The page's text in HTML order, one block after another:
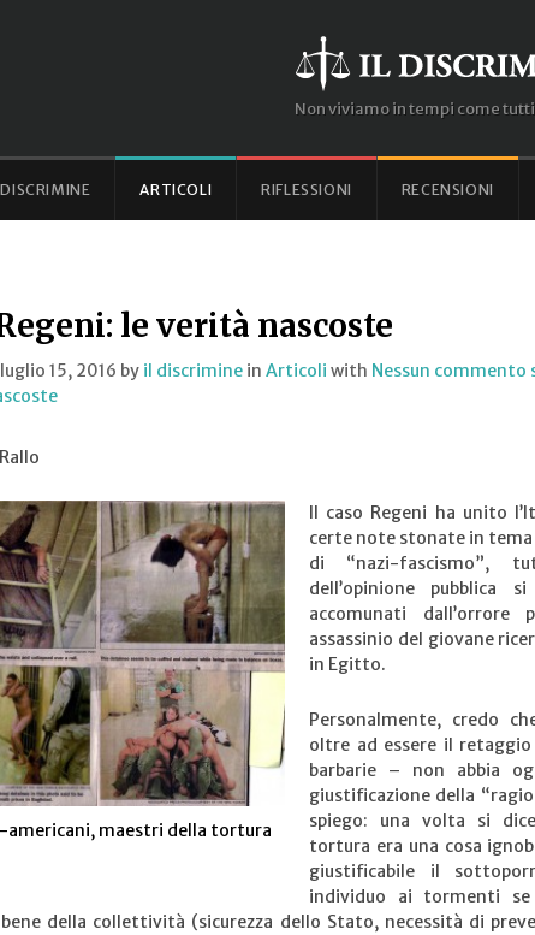
Non viviamo in tempi come
ARTICOLI RIFLESSIONI RECENSIONI
le verità nascoste
15, 2016 by il discrimine in Articoli with Nessun commento
americani, maestri della tortura
Il caso Regeni ha unito
certe note stonate in
di “nazi-fascismo”,
dell’opinione pubblica
accomunati dall’orrore
assassinio del giovane
in Egitto.
Personalmente, credo
oltre ad essere il
barbarie – non abbia
giustificazione della
spiego: una volta si
tortura era una cosa
giustificabile il
individuo ai tormenti
della collettività (sicurezza dello Stato, necessità di